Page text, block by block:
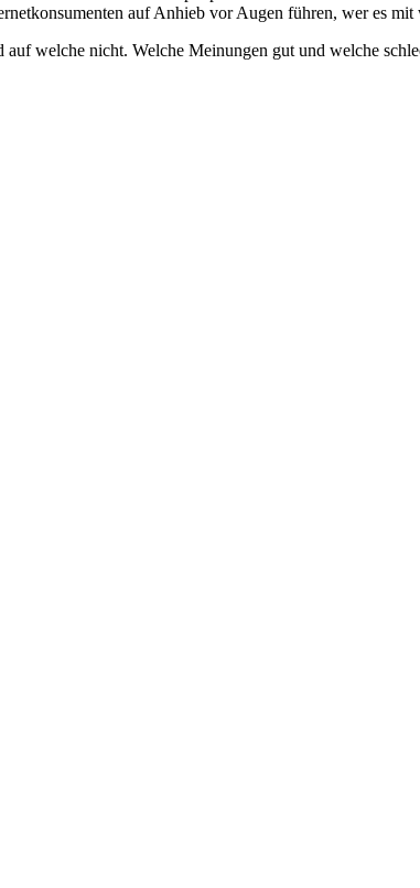
auf Anhieb vor Augen führen, wer es mit
welche nicht. Welche Meinungen gut und welche